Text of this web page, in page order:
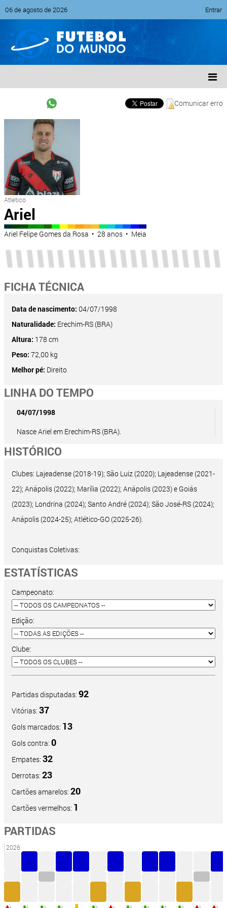
06 de agosto de 2026 Entrar
Comunicar erro
Atlético
Ariel
Ariel Felipe Gomes da Rosa • 28 anos • Meia
FICHA TÉCNICA
Data de nascimento: 04/07/1998
Naturalidade: Erechim-RS (BRA)
Altura: 178 cm
Peso: 72,00 kg
Melhor pé: Direito
LINHA DO TEMPO
04/07/1998
Nasce Ariel em Erechim-RS (BRA).
HISTÓRICO
Clubes: Lajeadense (2018-19); São Luiz (2020); Lajeadense (2021-
22); Anápolis (2022); Marília (2022); Anápolis (2023) e Goiás
(2023); Londrina (2024); Santo André (2024); São José-RS (2024);
Anápolis (2024-25); Atlético-GO (2025-26).
Conquistas Coletivas:
ESTATÍSTICAS
Campeonato:
Edição:
Clube:
Partidas disputadas: 92
Vitórias: 37
Gols marcados: 13
Gols contra: 0
Empates: 32
Derrotas: 23
Cartões amarelos: 20
Cartões vermelhos: 1
PARTIDAS
2026